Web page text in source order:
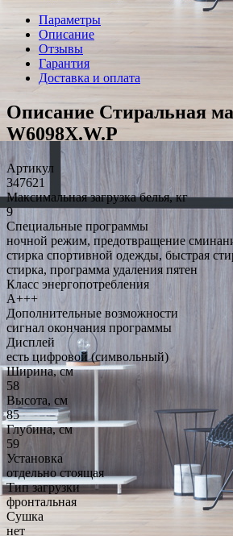
Параметры
Описание
Отзывы
Гарантия
Доставка и оплата
Описание Стиральная
W6098X.W.P
Артикул
347621
Максимальная загрузка белья, кг
9
Специальные программы
ночной режим, предотвращение
стирка спортивной одежды, быстрая
стирка, программа удаления пятен
Класс энергопотребления
A+++
Дополнительные возможности
сигнал окончания программы
Дисплей
есть цифровой (символьный)
Ширина, см
58
Высота, см
85
Глубина, см
59
Установка
отдельно стоящая
Тип загрузки
фронтальная
Сушка
нет